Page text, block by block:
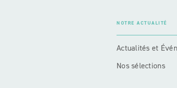
NOTRE ACTUALITÉ
Actualités et
Nos sélections